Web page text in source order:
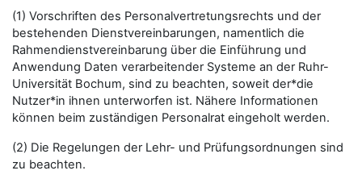
(1) Vorschriften des Personalvertretungsrechts und der
bestehenden Dienstvereinbarungen, namentlich die
Rahmendienstvereinbarung über die Einführung und
Anwendung Daten verarbeitender Systeme an der Ruhr-
Universität Bochum, sind zu beachten, soweit der*die
Nutzer*in ihnen unterworfen ist. Nähere Informationen
können beim zuständigen Personalrat eingeholt werden.
(2) Die Regelungen der Lehr- und Prüfungsordnungen sind
zu beachten.